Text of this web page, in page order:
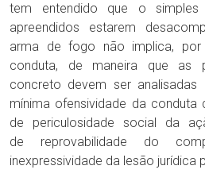
tem entendido que o
apreendidos estarem
arma de fogo não implica,
conduta, de maneira que as
concreto devem ser
mínima ofensividade da conduta
de periculosidade social da
de reprovabilidade do
inexpressividade da lesão jurídica